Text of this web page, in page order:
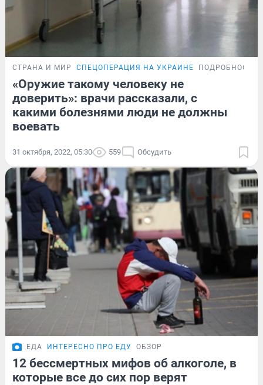
СТРАНА И МИР СПЕЦОПЕРАЦИЯ НА УКРАИНЕ ПОДРОБНОСТИ
«Оружие такому человеку не
доверить»: врачи рассказали, с
какими болезнями люди не должны
воевать
31 октября, 2022, 05:30 559 Обсудить
ЕДА ИНТЕРЕСНО ПРО ЕДУ ОБЗОР
12 бессмертных мифов об алкоголе, в
которые все до сих пор верят